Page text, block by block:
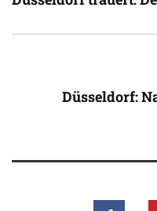
Düsseldorf: